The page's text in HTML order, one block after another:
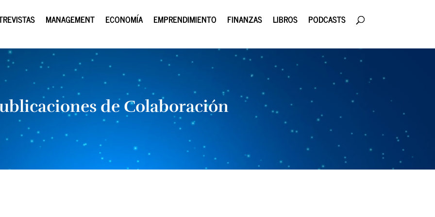
MANAGEMENT ECONOMÍA EMPRENDIMIENTO FINANZAS LIBROS PODCASTS
de Colaboración